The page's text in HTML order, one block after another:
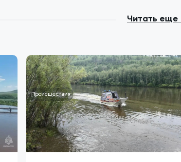
Читать еще
Происшествия